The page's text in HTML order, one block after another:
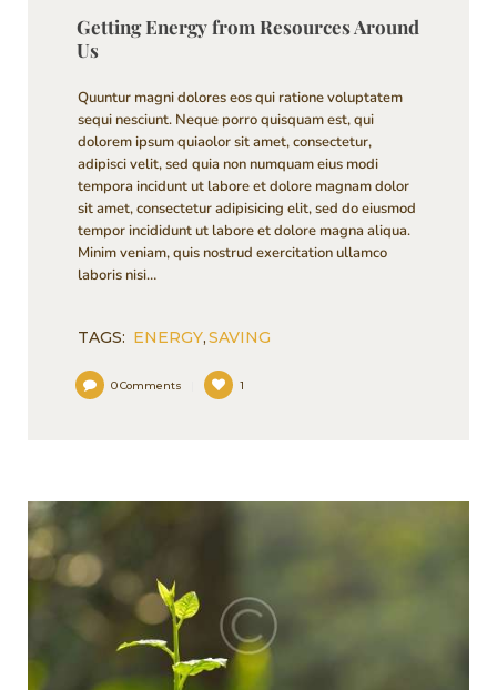
Getting Energy from Resources Around
Us
Quuntur magni dolores eos qui ratione voluptatem
sequi nesciunt. Neque porro quisquam est, qui
dolorem ipsum quiaolor sit amet, consectetur,
adipisci velit, sed quia non numquam eius modi
tempora incidunt ut labore et dolore magnam dolor
sit amet, consectetur adipisicing elit, sed do eiusmod
tempor incididunt ut labore et dolore magna aliqua.
Minim veniam, quis nostrud exercitation ullamco
laboris nisi…
TAGS: ENERGY,SAVING
0 Comments 1